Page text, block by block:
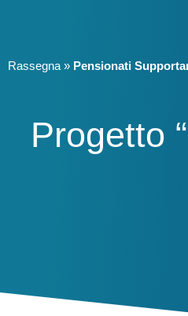
Rassegna » Pensionati
Progetto